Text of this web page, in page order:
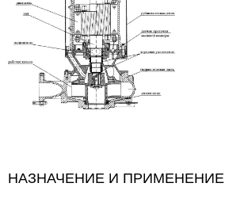
НАЗНАЧЕНИЕ И ПРИМЕНЕНИЕ